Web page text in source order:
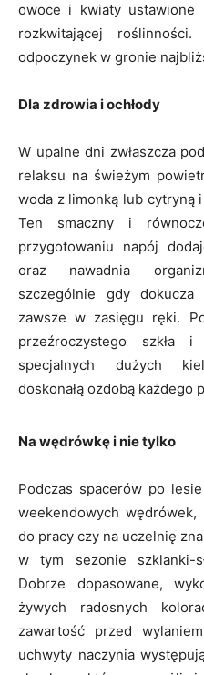
owoce i kwiaty ustawione
rozkwitającej
odpoczynek w gronie
Dla zdrowia i ochłody
W upalne dni zwłaszcza
relaksu na świeżym
woda z limonką lub cytryną
Ten smaczny i
przygotowaniu napój
oraz nawadnia
szczególnie gdy
zawsze w zasięgu ręki.
przeźroczystego szkła
specjalnych dużych
doskonałą ozdobą każdego
Na wędrówkę i nie tylko
Podczas spacerów po
weekendowych
do pracy czy na uczelnię
w tym sezonie szklanki-
Dobrze dopasowane,
żywych radosnych
zawartość przed
uchwyty naczynia